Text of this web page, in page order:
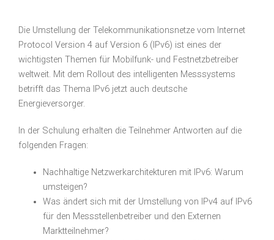
Die Umstellung der Telekommunikationsnetze vom Internet
Protocol Version 4 auf Version 6 (IPv6) ist eines der
wichtigsten Themen für Mobilfunk- und Festnetzbetreiber
weltweit. Mit dem Rollout des intelligenten Messsystems
betrifft das Thema IPv6 jetzt auch deutsche
Energieversorger.
In der Schulung erhalten die Teilnehmer Antworten auf die
folgenden Fragen:
Nachhaltige Netzwerkarchitekturen mit IPv6: Warum
umsteigen?
Was ändert sich mit der Umstellung von IPv4 auf IPv6
für den Messstellenbetreiber und den Externen
Marktteilnehmer?